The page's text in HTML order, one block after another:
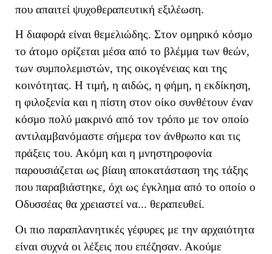
που απαιτεί ψυχοθεραπευτική εξιλέωση.
Η διαφορά είναι θεμελιώδης. Στον ομηρικό κόσμο
το άτομο ορίζεται μέσα από το βλέμμα των θεών,
των συμπολεμιστών, της οικογένειας και της
κοινότητας. Η τιμή, η αιδώς, η φήμη, η εκδίκηση,
η φιλοξενία και η πίστη στον οίκο συνθέτουν έναν
κόσμο πολύ μακρινό από τον τρόπο με τον οποίο
αντιλαμβανόμαστε σήμερα τον άνθρωπο και τις
πράξεις του. Ακόμη και η μνηστηροφονία
παρουσιάζεται ως βίαιη αποκατάσταση της τάξης
που παραβιάστηκε, όχι ως έγκλημα από το οποίο ο
Οδυσσέας θα χρειαστεί να... θεραπευθεί.
Οι πιο παραπλανητικές γέφυρες με την αρχαιότητα
είναι συχνά οι λέξεις που επέζησαν. Ακούμε